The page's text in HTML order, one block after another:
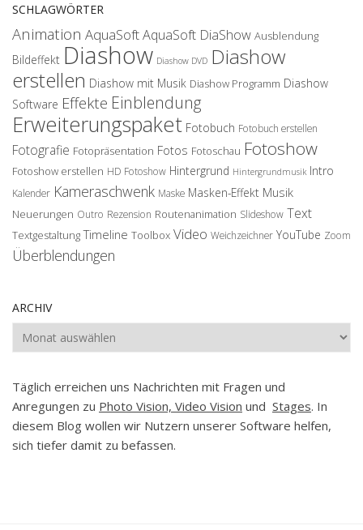
SCHLAGWÖRTER
Animation AquaSoftAquaSoft DiaShow Ausblendung
Bildeffekt Diashow Diashow DVD Diashow
erstellen Diashow mit Musik Diashow Programm Diashow
Software Effekte Einblendung
Erweiterungspaket Fotobuch Fotobuch erstellen
Fotografie Fotopräsentation Fotos Fotoschau Fotoshow
Fotoshow erstellen HD Fotoshow Hintergrund Hintergrundmusik Intro
Kalender Kameraschwenk Maske Masken-Effekt Musik
Neuerungen Outro Rezension Routenanimation Slideshow Text
Textgestaltung Timeline Toolbox Video Weichzeichner YouTube Zoom
Überblendungen
ARCHIV
Archiv
Täglich erreichen uns Nachrichten mit Fragen und
Anregungen zu Photo Vision, Video Vision und Stages. In
diesem Blog wollen wir Nutzern unserer Software helfen,
sich tiefer damit zu befassen.